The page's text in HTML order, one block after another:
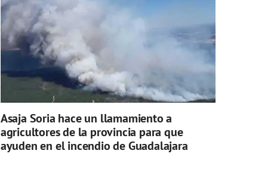
Asaja Soria hace un llamamiento a
agricultores de la provincia para que
ayuden en el incendio de Guadalajara